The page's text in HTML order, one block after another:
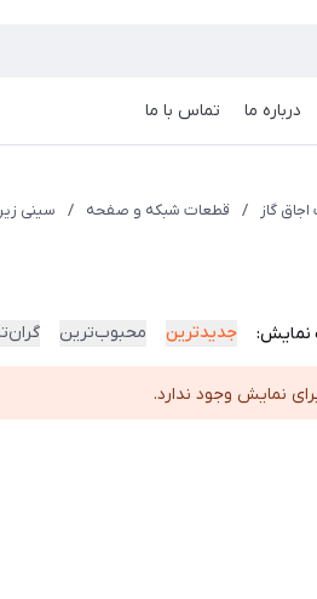
درباره ما تماس با ما
گاز / قطعات شبکه و صفحه / سینی
نمایش: جدیدترین محبوب‌ترین
نمایش وجود ندارد.